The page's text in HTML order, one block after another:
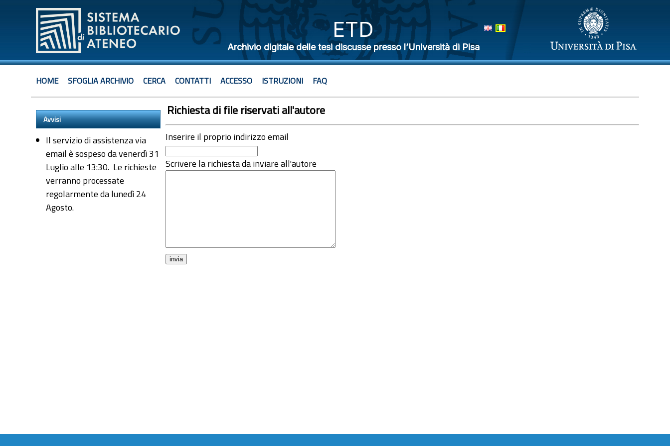
ETD
Archivio digitale delle tesi discusse presso l’Università di Pisa
HOME SFOGLIA ARCHIVIO CERCA CONTATTI ACCESSO ISTRUZIONI FAQ
Avvisi
Il servizio di assistenza via
email è sospeso da venerdì 31
Luglio alle 13:30. Le richieste
verranno processate
regolarmente da lunedì 24
Agosto.
Richiesta di file riservati all'autore
Inserire il proprio indirizzo email
Scrivere la richiesta da inviare all'autore